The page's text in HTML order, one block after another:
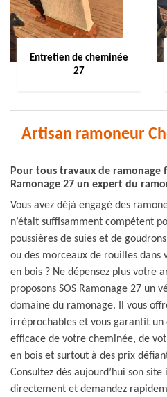
Entretien de cheminée
27
Artisan ramoneur
Pour tous travaux de ramonage
Ramonage 27 un expert du
Vous avez déjà engagé des
n’était suffisamment compétent
poussières de suies et de
ou des morceaux de rouilles dans
en bois ? Ne dépensez plus votre
proposons SOS Ramonage 27 un
domaine du ramonage. Il vous
irréprochables et vous garantit un
efficace de votre cheminée, de
en bois et surtout à des prix
Consultez dès aujourd’hui son
directement et demandez